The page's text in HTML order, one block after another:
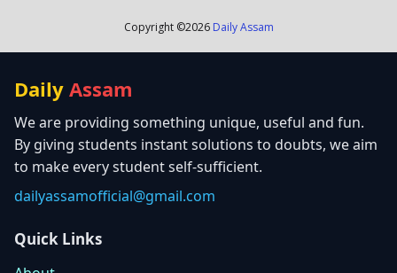
Copyright ©2026 Daily Assam
Daily Assam
We are providing something unique, useful and fun.
By giving students instant solutions to doubts, we aim
to make every student self-sufficient.
dailyassamofficial@gmail.com
Quick Links